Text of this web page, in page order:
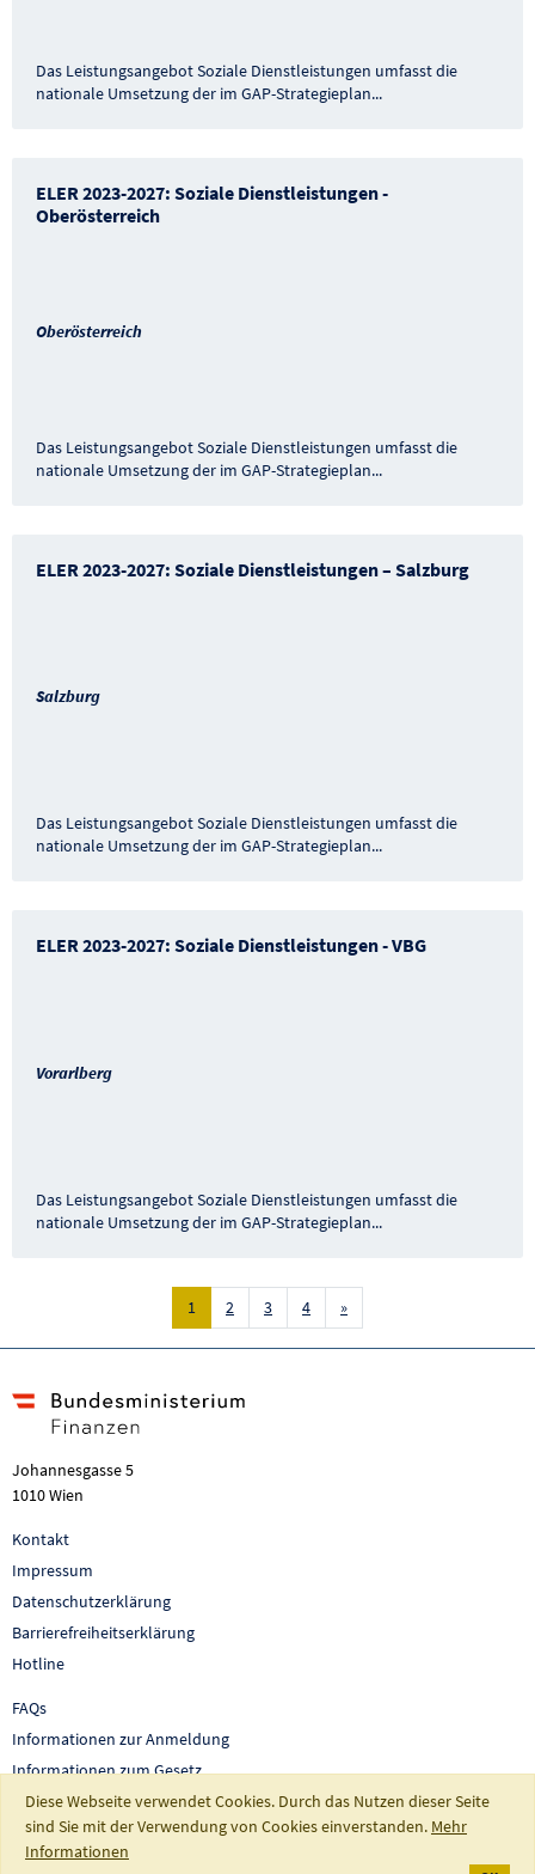
Das Leistungsangebot Soziale Dienstleistungen umfasst die
nationale Umsetzung der im GAP-Strategieplan...
ELER 2023-2027: Soziale Dienstleistungen -
Oberösterreich
Oberösterreich
Das Leistungsangebot Soziale Dienstleistungen umfasst die
nationale Umsetzung der im GAP-Strategieplan...
ELER 2023-2027: Soziale Dienstleistungen – Salzburg
Salzburg
Das Leistungsangebot Soziale Dienstleistungen umfasst die
nationale Umsetzung der im GAP-Strategieplan...
ELER 2023-2027: Soziale Dienstleistungen - VBG
Vorarlberg
Das Leistungsangebot Soziale Dienstleistungen umfasst die
nationale Umsetzung der im GAP-Strategieplan...
1 2 3 4 »Nächste Seite
Johannesgasse 5
1010 Wien
Kontakt
Impressum
Datenschutzerklärung
Barrierefreiheitserklärung
Hotline
FAQs
Informationen zur Anmeldung
Informationen zum Gesetz
Auswertungen und Berichte
So fördert Österreich
Diese Webseite verwendet Cookies. Durch das Nutzen dieser Seite
sind Sie mit der Verwendung von Cookies einverstanden. Mehr
Informationen